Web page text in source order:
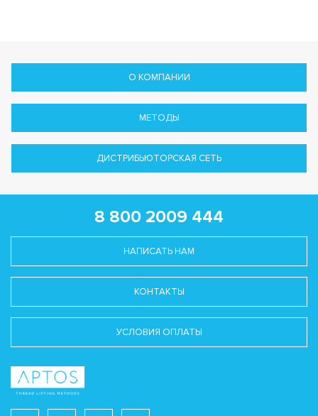
О КОМПАНИИ
МЕТОДЫ
ДИСТРИБЬЮТОРСКАЯ СЕТЬ
8 800 2009 444
НАПИСАТЬ НАМ
КОНТАКТЫ
УСЛОВИЯ ОПЛАТЫ